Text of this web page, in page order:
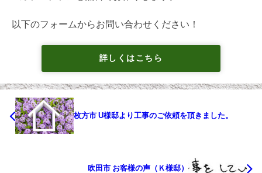
以下のフォームからお問い合わせください！
詳しくはこちら
枚方市 U様邸より工事のご依頼を頂きました。
吹田市 お客様の声（Ｋ様邸）